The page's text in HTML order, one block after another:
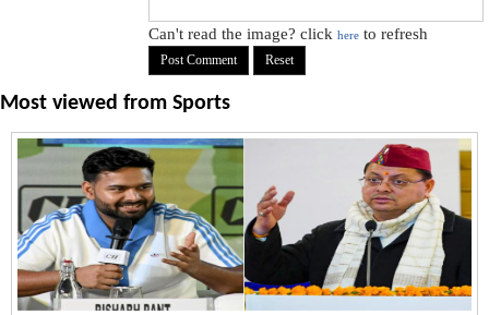
Can't read the image? clickhere to refresh
Most viewed from Sports